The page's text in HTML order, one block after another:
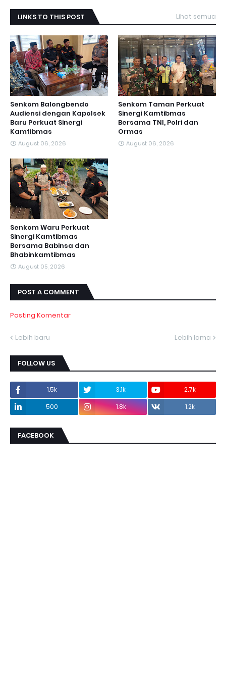
LINKS TO THIS POST Lihat semua
Senkom Balongbendo
Audiensi dengan Kapolsek
Baru Perkuat Sinergi
Kamtibmas
August 06, 2026
Senkom Taman Perkuat
Sinergi Kamtibmas
Bersama TNI, Polri dan
Ormas
August 06, 2026
Senkom Waru Perkuat
Sinergi Kamtibmas
Bersama Babinsa dan
Bhabinkamtibmas
August 05, 2026
POST A COMMENT
Posting Komentar
Lebih baru Lebih lama
FOLLOW US
1.5k 3.1k
2.7k
500
1.8k 1.2k
FACEBOOK